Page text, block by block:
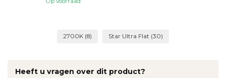
2700K (8) Star Ultra Flat (30)
Heeft u vragen over dit product?